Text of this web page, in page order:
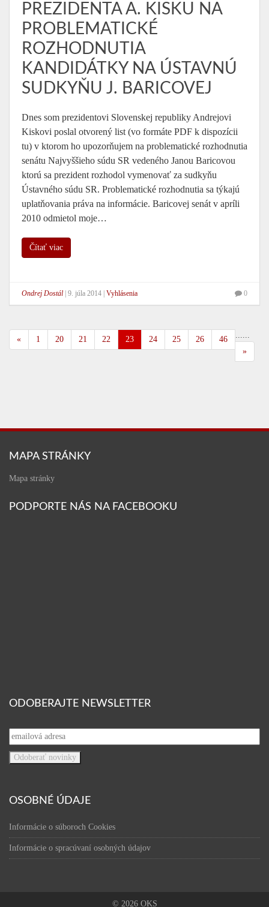
PREZIDENTA A. KISKU NA
PROBLEMATICKÉ
ROZHODNUTIA
KANDIDÁTKY NA ÚSTAVNÚ
SUDKYŇU J. BARICOVEJ
Dnes som prezidentovi Slovenskej republiky Andrejovi
Kiskovi poslal otvorený list (vo formáte PDF k dispozícii
tu) v ktorom ho upozorňujem na problematické rozhodnutia
senátu Najvyššieho súdu SR vedeného Janou Baricovou
ktorú sa prezident rozhodol vymenovať za sudkyňu
Ústavného súdu SR. Problematické rozhodnutia sa týkajú
uplatňovania práva na informácie. Baricovej senát v apríli
2010 odmietol moje…
Čítať viac
Ondrej Dostál 9. júla 2014 Vyhlásenia 0
« 1 ...
20 21 22 23 24 25 26 ...
46
»
MAPA STRÁNKY
Mapa stránky
PODPORTE NÁS NA FACEBOOKU
ODOBERAJTE NEWSLETTER
OSOBNÉ ÚDAJE
Informácie o súboroch Cookies
Informácie o spracúvaní osobných údajov
© 2026 OKS